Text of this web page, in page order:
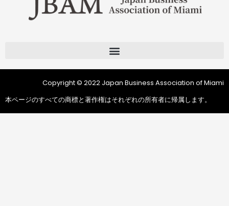
Copyright © 2022 Japan Business Association of Miami
本ページのすべての商標と著作権はそれぞれの所有者に帰属します。